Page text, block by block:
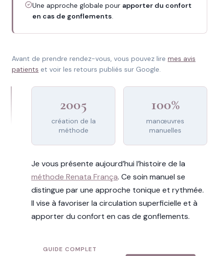
Une approche globale pour apporter du confort
en cas de gonflements.
Avant de prendre rendez-vous, vous pouvez lire mes avis
patients et voir les retours publiés sur Google.
2005
création de la
méthode
100%
manœuvres
manuelles
Je vous présente aujourd’hui l’histoire de la
méthode Renata França. Ce soin manuel se
distingue par une approche tonique et rythmée.
Il vise à favoriser la circulation superficielle et à
apporter du confort en cas de gonflements.
GUIDE COMPLET